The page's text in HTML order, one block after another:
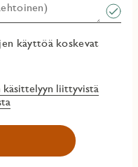
käyttöä koskevat
käsittelyyn liittyvistä